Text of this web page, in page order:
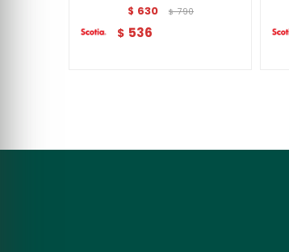
$ 630 $ 790
$ 536